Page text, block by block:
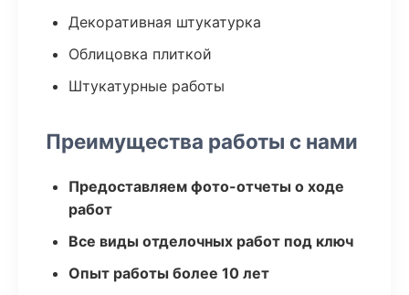
Декоративная штукатурка
Облицовка плиткой
Штукатурные работы
Преимущества работы с нами
Предоставляем фото-отчеты о ходе
работ
Все виды отделочных работ под ключ
Опыт работы более 10 лет